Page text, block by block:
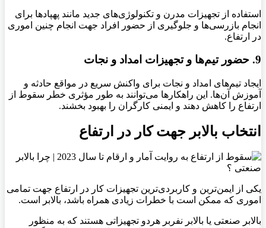
استفاده از تجهیزات مدرن و تکنولوژی‌های جدید مانند پهپادها برای
انجام بازرسی‌ها و جلوگیری از حضور افراد جهت انجام چنین اموری
در ارتفاع.
9. حضور تیم‌ها و تجهیزات امداد و نجات
ایجاد تیم‌های امداد و نجات برای واکنش سریع در مواقع حادثه و
آموزش آن‌ها. این راهکارها می‌توانند به طور مؤثری خطر سقوط از
ارتفاع را کاهش دهند و ایمنی کارگران را بهبود بخشند.
انتخاب بالابر جهت کار در ارتفاع
یکی از ایمن‌ترین و کاربردی‌ترین تجهیزات کار در ارتفاع جهت تمامی
اموری که ممکن است با خطرات زیادی همراه باشد، بالابر است.
بالابر صنعتی یا بالابر نفربر هردو تجهیزاتی هستند که به منظور